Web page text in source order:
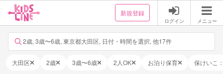
新規登録
ログイン メニュー
2歳, 3歳〜6歳, 東京都大田区, 日付・時間を選択, 他17件
大田区 2歳 3歳〜6歳 2人OK お泊り保育 保けいこ